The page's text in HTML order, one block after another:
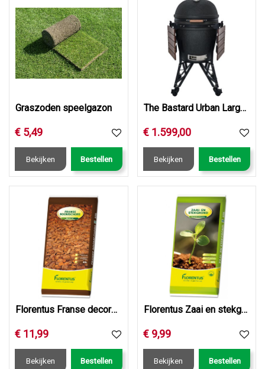
Graszoden speelgazon
€ 5,49
Bekijken Bestellen
The Bastard Urban Large Complete
€ 1.599,00
Bekijken Bestellen
Florentus Franse decoratieve Boomschors 40L
€ 11,99
Bekijken Bestellen
Florentus Zaai en stekgrond 40L
€ 9,99
Bekijken Bestellen